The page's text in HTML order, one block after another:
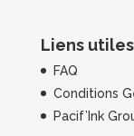
Liens utiles
FAQ
Conditions
Pacif’Ink